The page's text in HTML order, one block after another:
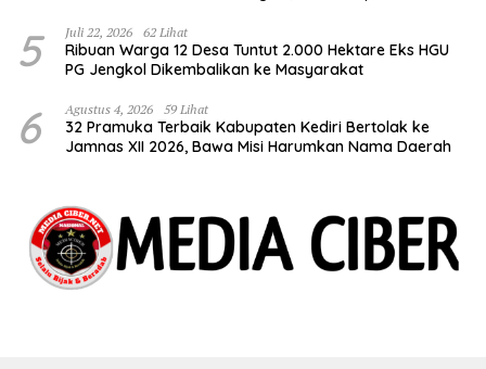
5 Juli 22, 2026 62 Lihat
Ribuan Warga 12 Desa Tuntut 2.000 Hektare Eks HGU
PG Jengkol Dikembalikan ke Masyarakat
6 Agustus 4, 2026 59 Lihat
32 Pramuka Terbaik Kabupaten Kediri Bertolak ke
Jamnas XII 2026, Bawa Misi Harumkan Nama Daerah